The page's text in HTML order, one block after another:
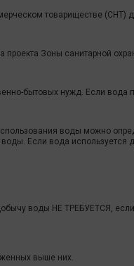
товариществе (СНТ)
Зоны санитарной
бытовых нужд. Если вода
воды можно
Если вода используется
воды НЕ ТРЕБУЕТСЯ,
выше них.